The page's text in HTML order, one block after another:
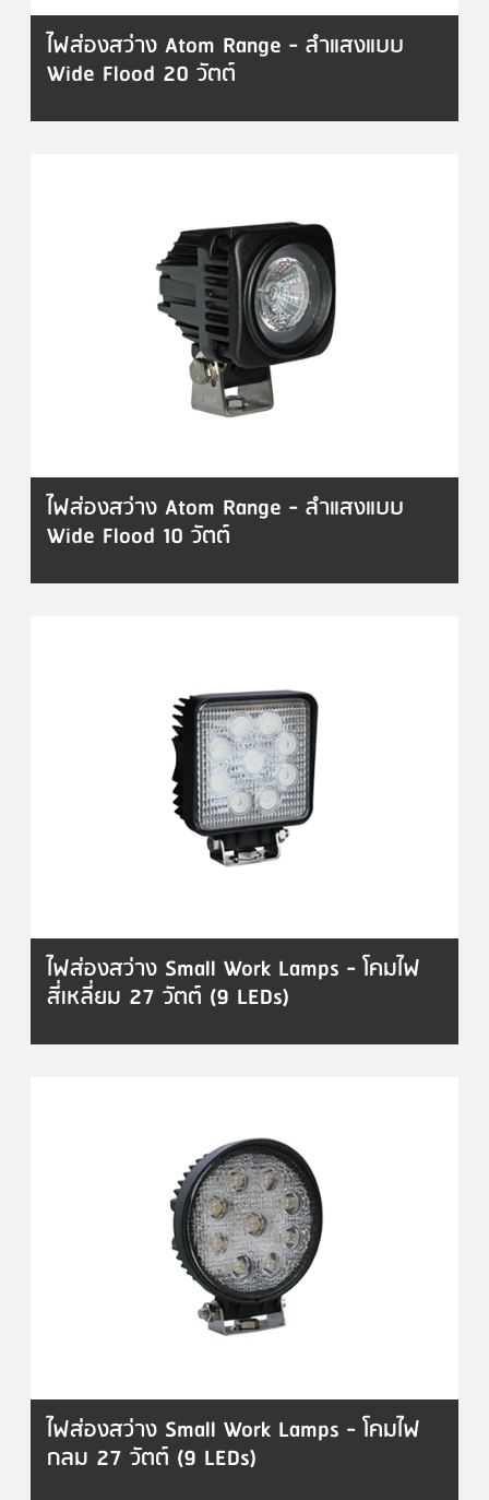
ไฟส่องสว่าง Atom Range - ลำแสงแบบ
Wide Flood 20 วัตต์
ไฟส่องสว่าง Atom Range - ลำแสงแบบ
Wide Flood 10 วัตต์
ไฟส่องสว่าง Small Work Lamps - โคมไฟ
สี่เหลี่ยม 27 วัตต์ (9 LEDs)
ไฟส่องสว่าง Small Work Lamps - โคมไฟ
กลม 27 วัตต์ (9 LEDs)